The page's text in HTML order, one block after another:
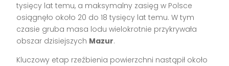
tysięcy lat temu, a maksymalny zasięg w Polsce
osiągnęło około 20 do 18 tysięcy lat temu. W tym
czasie gruba masa lodu wielokrotnie przykrywała
obszar dzisiejszych Mazur.
Kluczowy etap rzeźbienia powierzchni nastąpił około